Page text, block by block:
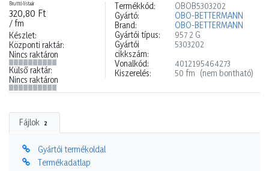
Bruttó listaár
320,80 Ft
/ fm
Készlet:
Központi raktár:
Nincs raktáron
Külső raktár:
Nincs raktáron
Termékkód:
OBOB5303202
Gyártó:
OBO-BETTERMANN
Brand:
OBO-BETTERMANN
Gyártói típus:
957 2 G
Gyártói
cikkszám:
5303202
Vonalkód:
4012195464273
Kiszerelés:
50 fm (nem bontható)
Fájlok 2
Gyártói termékoldal
Termékadatlap